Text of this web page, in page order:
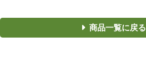
商品一覧に戻る